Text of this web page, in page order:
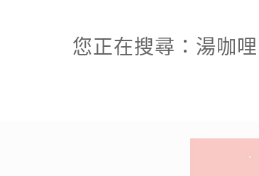
您正在搜尋：湯咖哩